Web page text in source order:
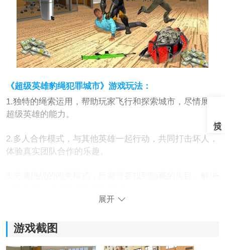
《超级英雄豹绳犯罪城市》游戏玩法：
1.独特的绳索运用，帮助玩家飞行和探索城市，尽情展示
超级英雄的能力。
2.多人合作模式，与其他英雄一起行动，共同打击坏人，
体验真实团队合作的乐趣。
3.充满挑战的闯关模式，玩家需要找到隐藏的头目，解决
上建筑物，体验超级英雄的动感操作。
展开
游戏截图